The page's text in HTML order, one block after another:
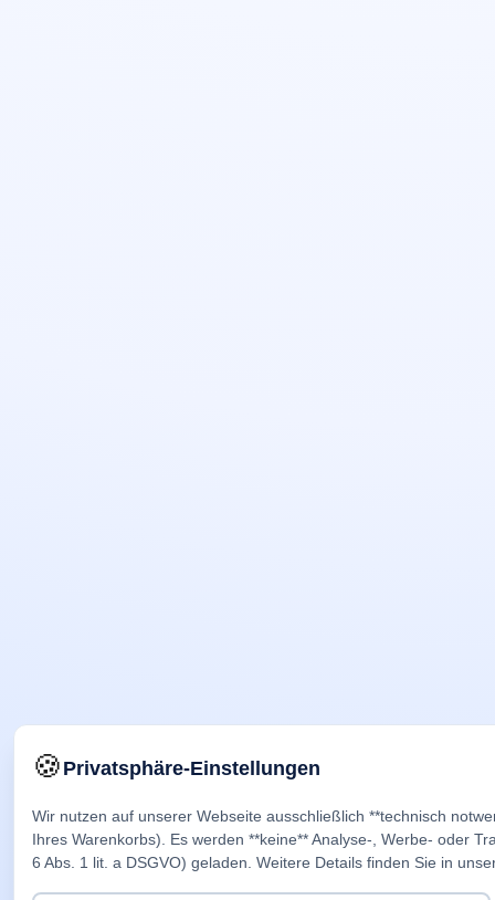
🍪Privatsphäre-Einstellungen
Wir nutzen auf unserer Webseite ausschließlich **technisch
Ihres Warenkorbs). Es werden **keine** Analyse-, Werbe- oder
6 Abs. 1 lit. a DSGVO) geladen. Weitere Details finden Sie in